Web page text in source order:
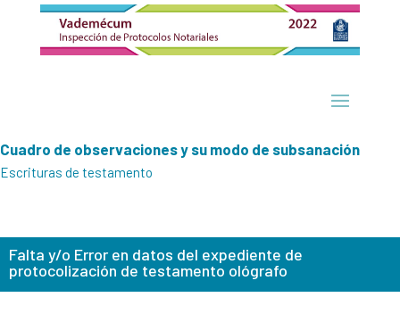
Cuadro de observaciones y su modo de subsanación
Escrituras de testamento
Falta y/o Error en datos del expediente de
protocolización de testamento ológrafo